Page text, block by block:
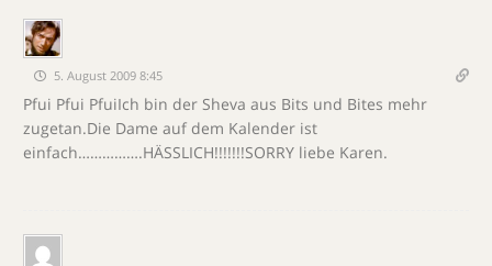
5. August 2009 8:45
Pfui Pfui PfuiIch bin der Sheva aus Bits und Bites mehr
zugetan.Die Dame auf dem Kalender ist
einfach…………….HÄSSLICH!!!!!!!SORRY liebe Karen.